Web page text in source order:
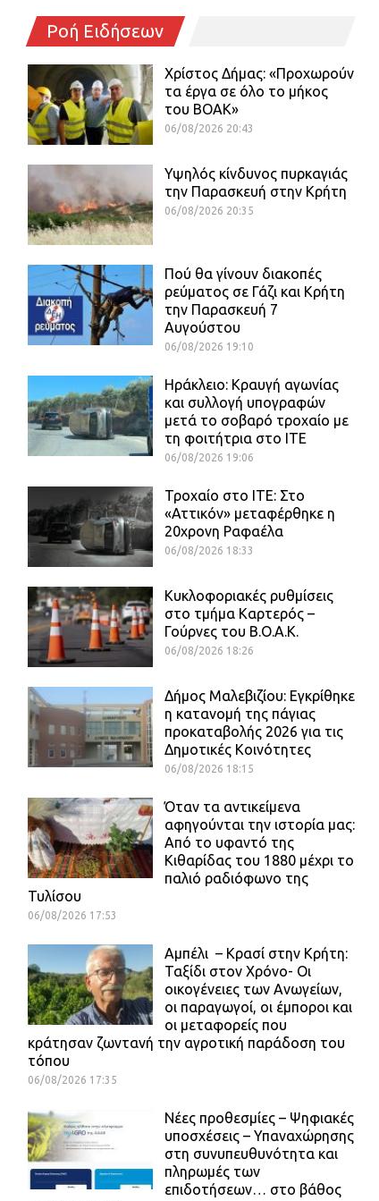
Ροή Ειδήσεων
Χρίστος Δήμας: «Προχωρούν
τα έργα σε όλο το μήκος
του ΒΟΑΚ»
06/08/2026 20:43
Υψηλός κίνδυνος πυρκαγιάς
την Παρασκευή στην Κρήτη
06/08/2026 20:35
Πού θα γίνουν διακοπές
ρεύματος σε Γάζι και Κρήτη
την Παρασκευή 7
Αυγούστου
06/08/2026 19:10
Ηράκλειο: Κραυγή αγωνίας
και συλλογή υπογραφών
μετά το σοβαρό τροχαίο με
τη φοιτήτρια στο ΙΤΕ
06/08/2026 19:06
Τροχαίο στο ΙΤΕ: Στο
«Αττικόν» μεταφέρθηκε η
20χρονη Ραφαέλα
06/08/2026 18:33
Κυκλοφοριακές ρυθμίσεις
στο τμήμα Καρτερός –
Γούρνες του Β.Ο.Α.Κ.
06/08/2026 18:26
Δήμος Μαλεβιζίου: Εγκρίθηκε
η κατανομή της πάγιας
προκαταβολής 2026 για τις
Δημοτικές Κοινότητες
06/08/2026 18:15
Όταν τα αντικείμενα
αφηγούνται την ιστορία μας:
Από το υφαντό της
Κιθαρίδας του 1880 μέχρι το
παλιό ραδιόφωνο της
Τυλίσου
06/08/2026 17:53
Αμπέλι – Κρασί στην Κρήτη:
Ταξίδι στον Χρόνο- Οι
οικογένειες των Ανωγείων,
οι παραγωγοί, οι έμποροι και
οι μεταφορείς που
κράτησαν ζωντανή την αγροτική παράδοση του
τόπου
06/08/2026 17:35
Νέες προθεσμίες – Ψηφιακές
υποσχέσεις – Υπαναχώρησης
στη συνυπευθυνότητα και
πληρωμές των
επιδοτήσεων… στο βάθος